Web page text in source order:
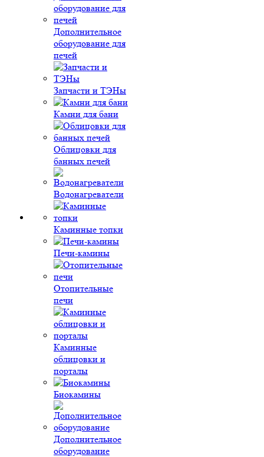
Дополнительное
оборудование для
печей
Запчасти и ТЭНы
Камни для бани
Облицовки для
банных печей
Водонагреватели
Каминные топки
Печи-камины
Отопительные
печи
Каминные
облицовки и
порталы
Биокамины
Дополнительное
оборудование